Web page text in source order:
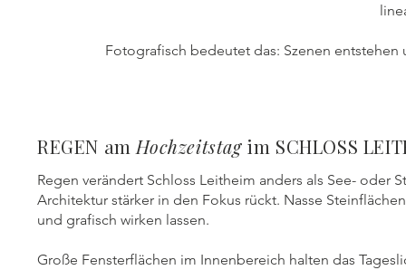
Fotografisch bedeutet das: Szenen
REGEN am Hochzeitstagim SCHLOSS
Regen verändert Schloss Leitheim anders als See- oder
Architektur stärker in den Fokus rückt. Nasse
und grafisch wirken lassen.
Große Fensterflächen im Innenbereich halten das